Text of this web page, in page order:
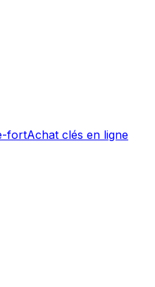
fortAchat clés en ligne